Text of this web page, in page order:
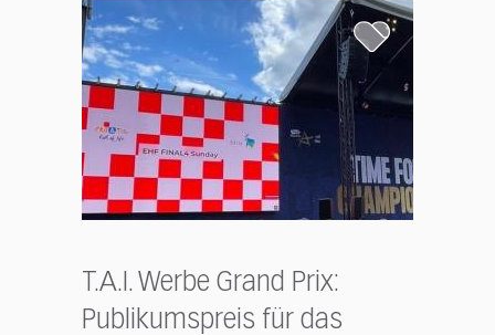
T.A.I. Werbe Grand Prix:
Publikumspreis für das